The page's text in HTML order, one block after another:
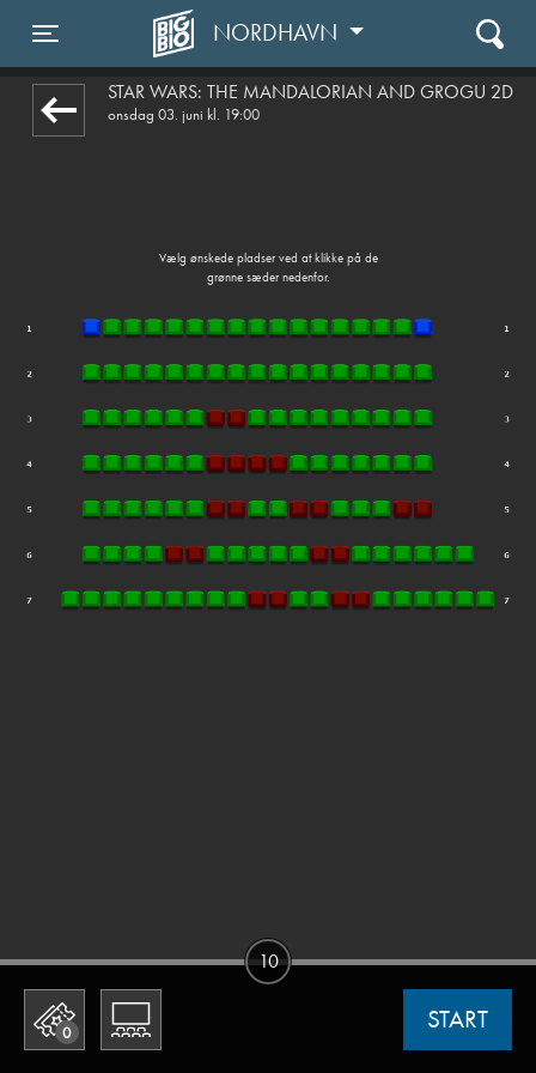
Toggle navigation
NORDHAVN
STAR WARS: THE MANDALORIAN AND GROGU 2D
onsdag 03. juni kl. 19:00
Vælg ønskede pladser ved at klikke på de
grønne sæder nedenfor.
0 START
10
1step-front02 085051